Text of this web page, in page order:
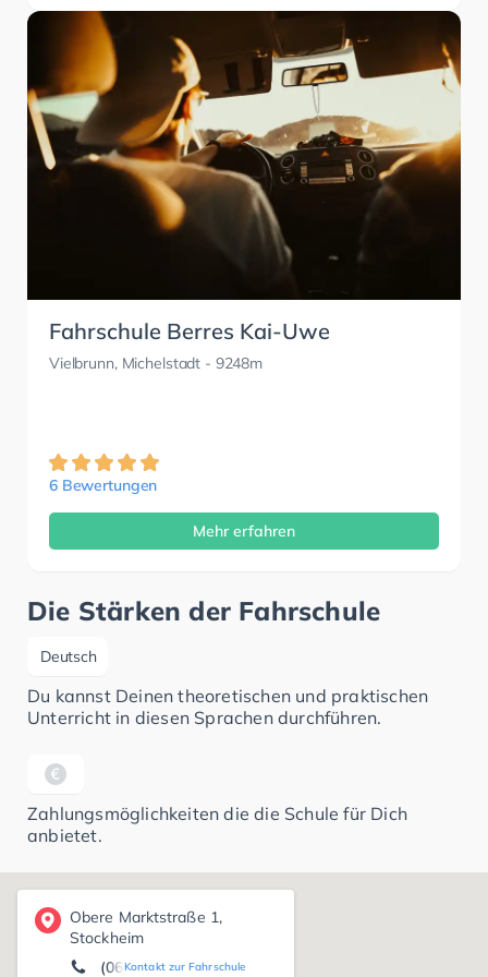
Fahrschule Berres Kai-Uwe
Vielbrunn, Michelstadt - 9248m
6 Bewertungen
Mehr erfahren
Die Stärken der Fahrschule
Deutsch
Du kannst Deinen theoretischen und praktischen
Unterricht in diesen Sprachen durchführen.
Zahlungsmöglichkeiten die die Schule für Dich
anbietet.
Obere Marktstraße 1,
Stockheim
Kontakt zur Fahrschule
(06062) 16 14